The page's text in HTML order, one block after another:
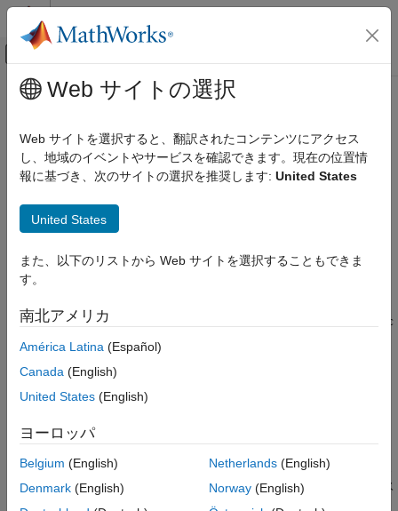
コンテンツへスキップ
オフキャンバス ナビゲーション メ
ドキュメンテーションのホーム
Simulink Test
項目一覧
説明
入力引数
バージョン履歴
参考
メインコンテンツ
setVariable
クラス:sltest.testmanager.TestIteration
名前空間:
sltest.testmanager
モデル変数のオーバーライドを設定
構文
setVariable(obj,'Name',varName,,'Value',value,'Source',src
Name,'SimulationIndex',simIndex)
説明
復用のモデル変数のオーバーライドを設定します。
sltest.testmanager.TestIterationオブジェクトを指定してか
ら、変数の名前とオーバーライド値を指定します。メソッドによ
る変数のオーバーライドはテスト反復で行われ、モデル変数が永
続的に変更されるわけではありません。
Web サイトの選択
Web サイトを選択すると、翻訳されたコンテンツにアクセス
し、地域のイベントやサービスを確認できます。現在の位置情
報に基づき、次のサイトの選択を推奨します: United States
United States
また、以下のリストから Web サイトを選択することもできま
す。
南北アメリカ
América Latina (Español)
Canada (English)
United States (English)
ヨーロッパ
Belgium (English)
Denmark (English)
Netherlands(English)
Norway(English)